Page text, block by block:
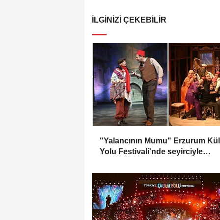
İLGINIZI ÇEKEBILIR
"Yalancının Mumu" Erzurum
Yolu Festivali'nde seyirciyle